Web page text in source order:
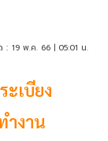
: 19 พ.ค. 66 | 05:01 น.
ะเบียง
งาน